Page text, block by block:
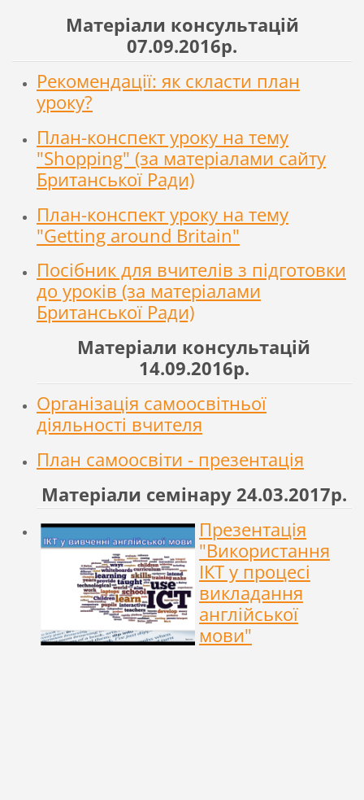
Матеріали консультацій
07.09.2016р.
Рекомендації: як скласти план
уроку?
План-конспект уроку на тему
"Shopping" (за матеріалами сайту
Британської Ради)
План-конспект уроку на тему
"Getting around Britain"
Посібник для вчителів з підготовки
до уроків (за матеріалами
Британської Ради)
Матеріали консультацій
14.09.2016р.
Організація самоосвітньої
діяльності вчителя
План самоосвіти - презентація
Матеріали семінару 24.03.2017р.
Презентація
"Використання
ІКТ у процесі
викладання
англійської
мови"